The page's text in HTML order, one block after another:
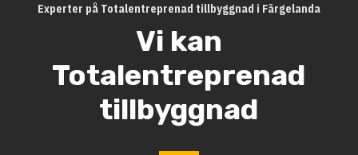
Experter på Totalentreprenad tillbyggnad i Färgelanda
Vi kan
Totalentreprenad
tillbyggnad